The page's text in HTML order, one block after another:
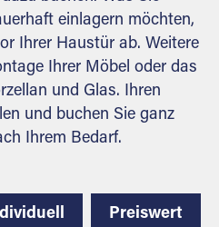
einlagern möchten,
Ihrer Haustür ab. Weitere
Ihrer Möbel oder das
und Glas. Ihren
und buchen Sie ganz
Ihrem Bedarf.
Preiswert